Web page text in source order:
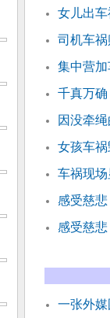
女儿出
司机车
集中营
千真万
因没牵
女孩车
车祸现
感受慈悲
感受慈悲
一张外